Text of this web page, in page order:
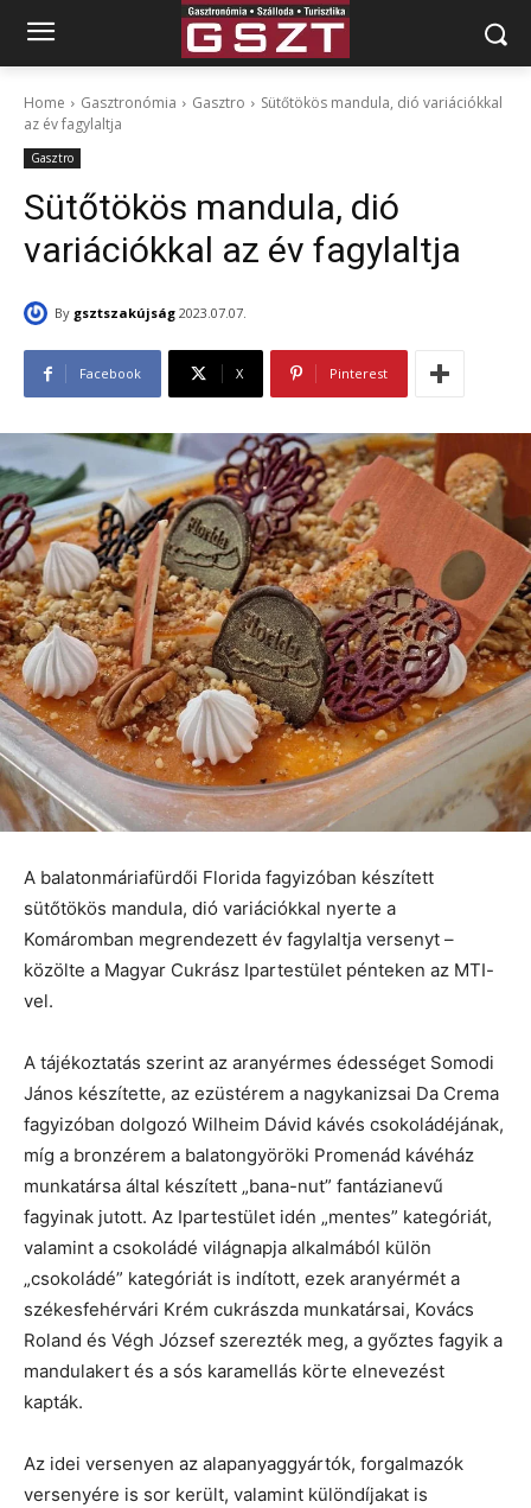
Home Gasztronómia Gasztro
Sütőtökös mandula, dió variációkkal
az év fagylaltja
Gasztro
Sütőtökös mandula, dió
variációkkal az év fagylaltja
By gsztszakújság 2023.07.07.
Facebook X Pinterest
A balatonmáriafürdői Florida fagyizóban készített
sütőtökös mandula, dió variációkkal nyerte a
Komáromban megrendezett év fagylaltja versenyt –
közölte a Magyar Cukrász Ipartestület pénteken az MTI-
vel.
A tájékoztatás szerint az aranyérmes édességet Somodi
János készítette, az ezüstérem a nagykanizsai Da Crema
fagyizóban dolgozó Wilheim Dávid kávés csokoládéjának,
míg a bronzérem a balatongyöröki Promenád kávéház
munkatársa által készített „bana-nut” fantázianevű
fagyinak jutott. Az Ipartestület idén „mentes” kategóriát,
valamint a csokoládé világnapja alkalmából külön
„csokoládé” kategóriát is indított, ezek aranyérmét a
székesfehérvári Krém cukrászda munkatársai, Kovács
Roland és Végh József szerezték meg, a győztes fagyik a
mandulakert és a sós karamellás körte elnevezést
kapták.
Az idei versenyen az alapanyaggyártók, forgalmazók
versenyére is sor került, valamint különdíjakat is